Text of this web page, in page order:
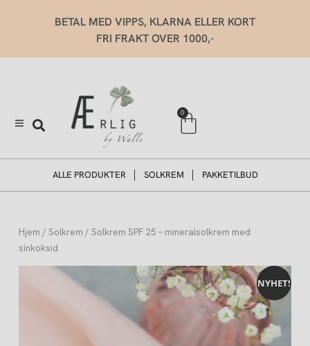
innholdet
BETAL MED VIPPS, KLARNA ELLER KORT
FRI FRAKT OVER 1000,-
0
Handlekurv
ALLE PRODUKTER SOLKREM PAKKETILBUD
Hjem / Solkrem / Solkrem SPF 25 – mineralsolkrem med
sinkoksid
NYHET!